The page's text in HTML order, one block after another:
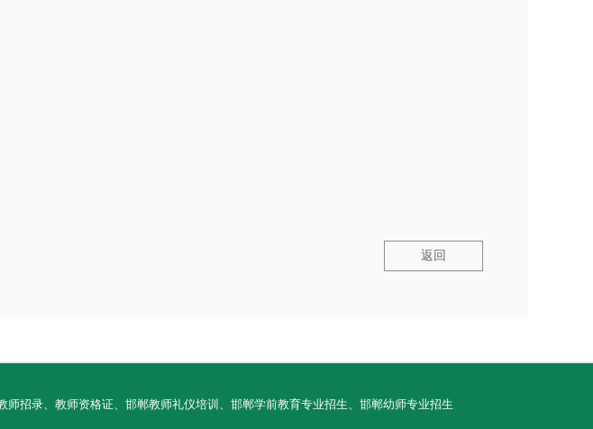
返回
招录、教师资格证、邯郸教师礼仪培训、邯郸学前教育专业招生、邯郸幼师专业招生